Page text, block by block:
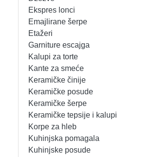
MIKSERI
MULTI STAJLERI
NUTRI PRACTIC
OSTALO ELEC
PANELNE GREJALICE
PEGLE
NOŽEVI
OSTALO
POJEDINAČNI ESCAJG
POSLUŽAVNICI
RENDE
RUČNE MAŠINE
Ekspres lonci
Emajlirane šerpe
Etažeri
Garniture escajga
Kalupi za torte
Kante za smeće
Keramičke činije
Keramičke posude
Keramičke šerpe
Keramičke tepsije i kalupi
Korpe za hleb
Kuhinjska pomagala
Kuhinjske posude